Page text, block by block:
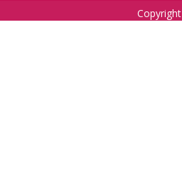
Copyright